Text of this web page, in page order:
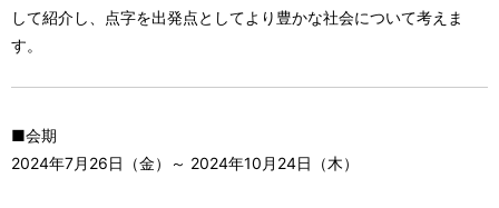
して紹介し、点字を出発点としてより豊かな社会について考えま
す。
■会期
2024年7月26日（金）～ 2024年10月24日（木）